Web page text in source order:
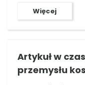
Więcej
Artykuł w
przemysłu